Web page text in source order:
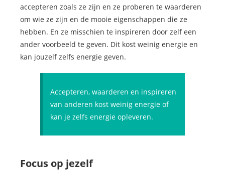
accepteren zoals ze zijn en ze proberen te waarderen
om wie ze zijn en de mooie eigenschappen die ze
hebben. En ze misschien te inspireren door zelf een
ander voorbeeld te geven. Dit kost weinig energie en
kan jouzelf zelfs energie geven.
Accepteren, waarderen en inspireren
van anderen kost weinig energie of
kan je zelfs energie opleveren.
Focus op jezelf